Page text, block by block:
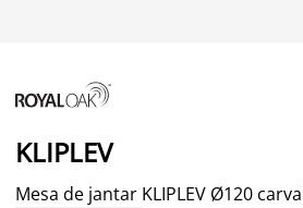
KLIPLEV
Mesa de jantar KLIPLEV Ø120